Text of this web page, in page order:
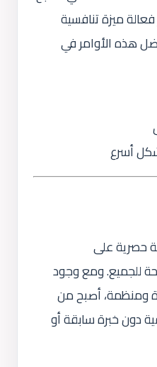
ميزة تنافسية
هذه الأوامر في
أسرع
حصرية على
للجميع. ومع وجود
ومنظمة، أصبح من
دون خبرة سابقة أو